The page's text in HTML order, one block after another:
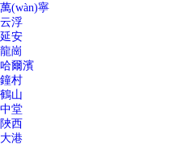
萬(wàn)寧
云浮
延安
龍崗
哈爾濱
鐘村
鶴山
中堂
陜西
大港